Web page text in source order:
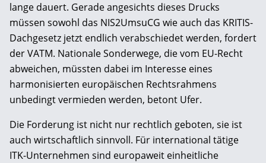
lange dauert. Gerade angesichts dieses Drucks
müssen sowohl das NIS2UmsuCG wie auch das KRITIS-
Dachgesetz jetzt endlich verabschiedet werden, fordert
der VATM. Nationale Sonderwege, die vom EU-Recht
abweichen, müssten dabei im Interesse eines
harmonisierten europäischen Rechtsrahmens
unbedingt vermieden werden, betont Ufer.
Die Forderung ist nicht nur rechtlich geboten, sie ist
auch wirtschaftlich sinnvoll. Für international tätige
ITK-Unternehmen sind europaweit einheitliche